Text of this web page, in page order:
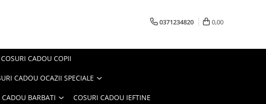
0371234820 0,00
COSURI CADOU COPII
CADOU OCAZII SPECIALE
CADOU BARBATI COSURI CADOU IEFTINE